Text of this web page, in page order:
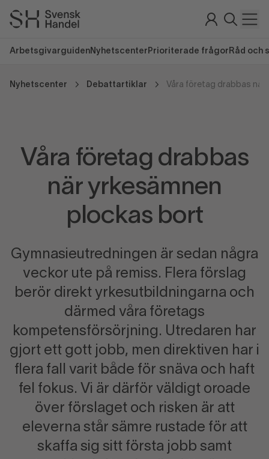
Arbetsgivarguiden Nyhetscenter Prioriterade frågor Råd och
Nyhetscenter Debattartiklar
Våra företag drabbas
när yrkesämnen
plockas bort
Gymnasieutredningen är sedan några
veckor ute på remiss. Flera förslag
berör direkt yrkesutbildningarna och
därmed våra företags
kompetensförsörjning. Utredaren har
gjort ett gott jobb, men direktiven har i
flera fall varit både för snäva och haft
fel fokus. Vi är därför väldigt oroade
över förslaget och risken är att
eleverna står sämre rustade för att
skaffa sig sitt första jobb samt